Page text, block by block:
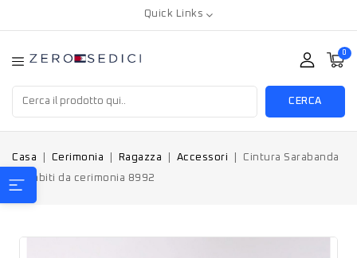
Quick Links
0
CERCA
Casa Cerimonia Ragazza Accessori
Cintura Sarabanda
per abiti da cerimonia 8992